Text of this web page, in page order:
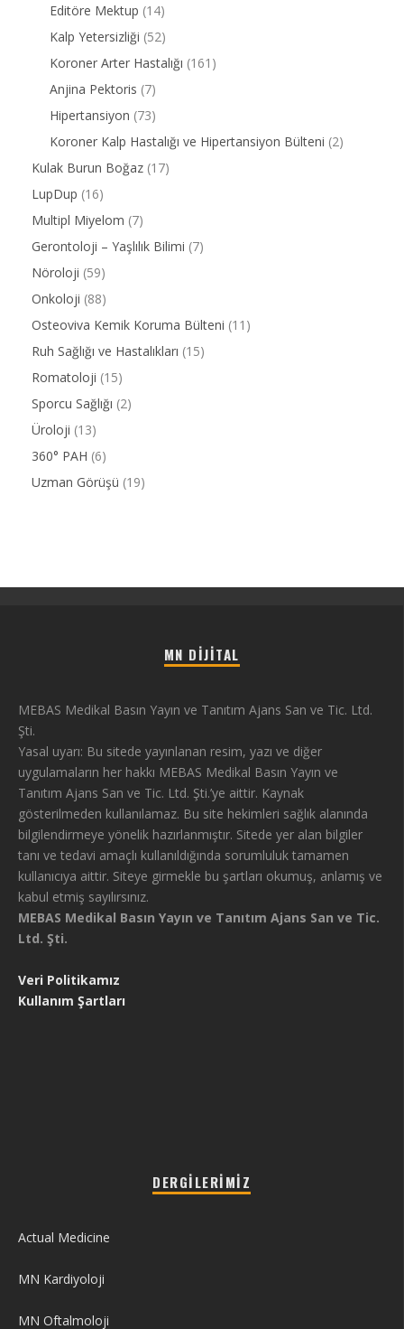
Editöre Mektup (14)
Kalp Yetersizliği (52)
Koroner Arter Hastalığı (161)
Anjina Pektoris (7)
Hipertansiyon (73)
Koroner Kalp Hastalığı ve Hipertansiyon Bülteni (2)
Kulak Burun Boğaz (17)
LupDup (16)
Multipl Miyelom (7)
Gerontoloji – Yaşlılık Bilimi (7)
Nöroloji (59)
Onkoloji (88)
Osteoviva Kemik Koruma Bülteni (11)
Ruh Sağlığı ve Hastalıkları (15)
Romatoloji (15)
Sporcu Sağlığı (2)
Üroloji (13)
360° PAH (6)
Uzman Görüşü (19)
MN DIJITAL
MEBAS Medikal Basın Yayın ve Tanıtım Ajans San ve Tic. Ltd.
Şti.
Yasal uyarı: Bu sitede yayınlanan resim, yazı ve diğer
uygulamaların her hakkı MEBAS Medikal Basın Yayın ve
Tanıtım Ajans San ve Tic. Ltd. Şti.’ye aittir. Kaynak
gösterilmeden kullanılamaz. Bu site hekimleri sağlık alanında
bilgilendirmeye yönelik hazırlanmıştır. Sitede yer alan bilgiler
tanı ve tedavi amaçlı kullanıldığında sorumluluk tamamen
kullanıcıya aittir. Siteye girmekle bu şartları okumuş, anlamış ve
kabul etmiş sayılırsınız.
MEBAS Medikal Basın Yayın ve Tanıtım Ajans San ve Tic.
Ltd. Şti.
Veri Politikamız
Kullanım Şartları
DERGILERIMIZ
Actual Medicine
MN Kardiyoloji
MN Oftalmoloji